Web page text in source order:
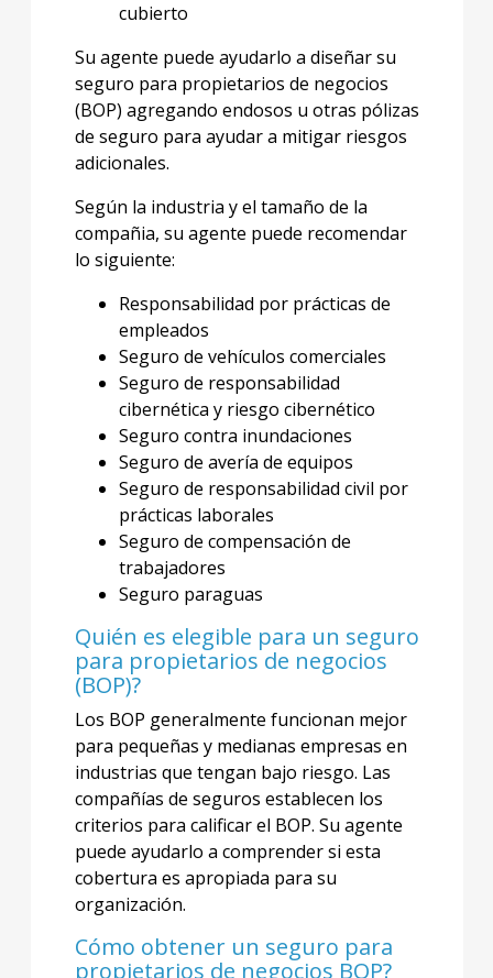
cubierto
Su agente puede ayudarlo a diseñar su
seguro para propietarios de negocios
(BOP) agregando endosos u otras pólizas
de seguro para ayudar a mitigar riesgos
adicionales.
Según la industria y el tamaño de la
compañia, su agente puede recomendar
lo siguiente:
Responsabilidad por prácticas de
empleados
Seguro de vehículos comerciales
Seguro de responsabilidad
cibernética y riesgo cibernético
Seguro contra inundaciones
Seguro de avería de equipos
Seguro de responsabilidad civil por
prácticas laborales
Seguro de compensación de
trabajadores
Seguro paraguas
Quién es elegible para un seguro
para propietarios de negocios
(BOP)?
Los BOP generalmente funcionan mejor
para pequeñas y medianas empresas en
industrias que tengan bajo riesgo. Las
compañías de seguros establecen los
criterios para calificar el BOP. Su agente
puede ayudarlo a comprender si esta
cobertura es apropiada para su
organización.
Cómo obtener un seguro para
propietarios de negocios BOP?